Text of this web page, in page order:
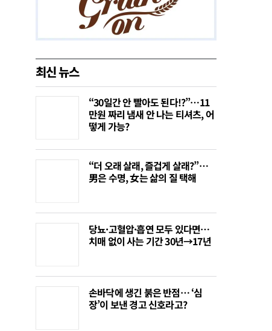
최신 뉴스
“30일간 안 빨아도 된다!?”…11
만원 짜리 냄새 안 나는 티셔츠, 어
떻게 가능?
“더 오래 살래, 즐겁게 살래?”…
男은 수명, 女는 삶의 질 택해
당뇨·고혈압·흡연 모두 있다면…
치매 없이 사는 기간 30년→17년
손바닥에 생긴 붉은 반점… ‘심
장’이 보낸 경고 신호라고?